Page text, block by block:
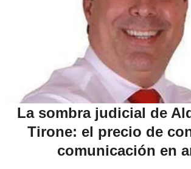
La sombra judicial de
Tirone: el precio de
comunicación en